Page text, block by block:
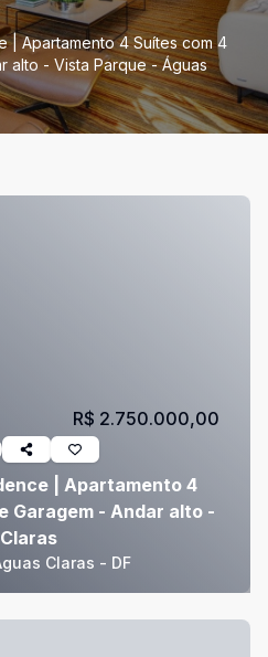
| Apartamento 4 Suítes com 4
alto - Vista Parque - Águas
| Apartamento 4
Garagem - Andar alto -
Claras - DF
R$ 2.750.000,00